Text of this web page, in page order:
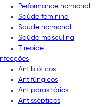
Performance hormonal
Saúde feminina
Saúde hormonal
Saúde masculina
Tireoide
Infecções
Antibióticos
Antifúngicos
Antiparasitários
Antissépticos